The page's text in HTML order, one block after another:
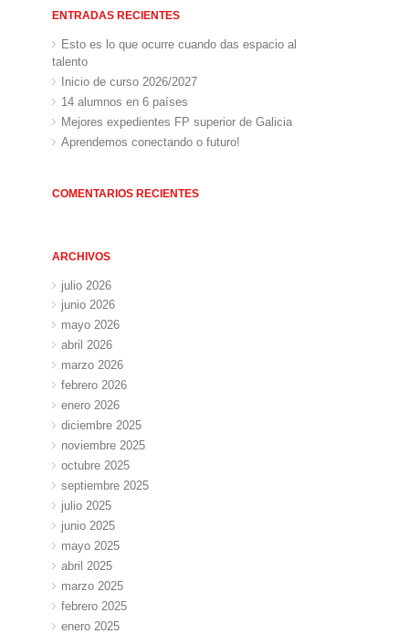
ENTRADAS RECIENTES
Esto es lo que ocurre cuando das espacio al
talento
Inicio de curso 2026/2027
14 alumnos en 6 países
Mejores expedientes FP superior de Galicia
Aprendemos conectando o futuro!
COMENTARIOS RECIENTES
ARCHIVOS
julio 2026
junio 2026
mayo 2026
abril 2026
marzo 2026
febrero 2026
enero 2026
diciembre 2025
noviembre 2025
octubre 2025
septiembre 2025
julio 2025
junio 2025
mayo 2025
abril 2025
marzo 2025
febrero 2025
enero 2025